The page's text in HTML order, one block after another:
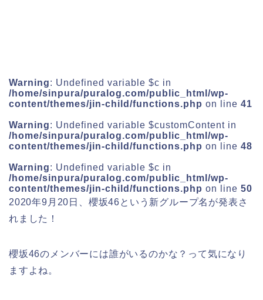
Warning: Undefined variable $c in
/home/sinpura/puralog.com/public_html/wp-
content/themes/jin-child/functions.php on line 41
Warning: Undefined variable $customContent in
/home/sinpura/puralog.com/public_html/wp-
content/themes/jin-child/functions.php on line 48
Warning: Undefined variable $c in
/home/sinpura/puralog.com/public_html/wp-
content/themes/jin-child/functions.php on line 50
2020年9月20日、 櫻坂46という新グループ名が発表さ
れました！
櫻坂46のメンバーには誰がいるのかな？って気になり
ますよね。